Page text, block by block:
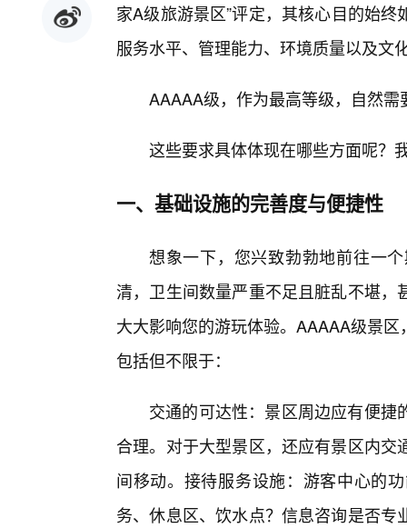
家A级旅游景区”评定，其核心目的始
服务水平、管理能力、环境质量以及文
AAAAA级，作为最高等级，自然
这些要求具体体现在哪些方面呢？
一、基础设施的完善度与便捷性
想象一下，您兴致勃勃地前往一
清，卫生间数量严重不足且脏乱不堪
大大影响您的游玩体验。AAAAA级景
包括但不限于：
交通的可达性：景区周边应有便
合理。对于大型景区，还应有景区内
间移动。接待服务设施：游客中心的
务、休息区、饮水点？信息咨询是否